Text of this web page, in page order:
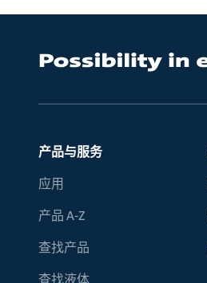
产品与服务
应用
产品 A-Z
查找产品
查找液体